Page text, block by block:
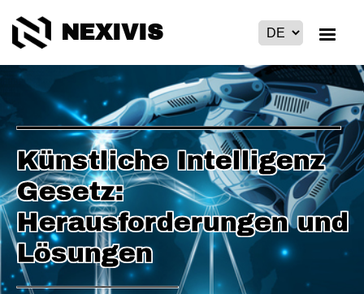
NEXIVIS
Künstliche Intelligenz
Gesetz:
Herausforderungen und
Lösungen